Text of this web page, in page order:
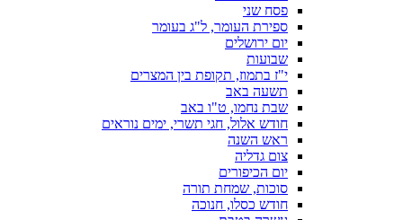
פסח שני
ספירת העומר, ל"ג בעומר
יום ירושלים
שבועות
י"ז בתמוז, תקופת בין המצרים
תשעה באב
שבת נחמו, ט"ו באב
חודש אלול, חגי תשרי, ימים נוראים
ראש השנה
צום גדליה
יום הכיפורים
סוכות, שמחת תורה
חודש כסלו, חנוכה